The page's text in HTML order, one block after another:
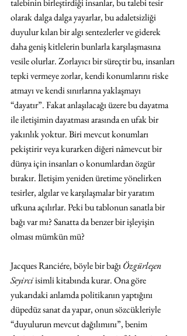
talebinin birleştirdiği insanlar, bu talebi tesir
olarak dalga dalga yayarlar, bu adaletsizliği
duyulur kılan bir algı sentezlerler ve giderek
daha geniş kitlelerin bunlarla karşılaşmasına
vesile olurlar. Zorlayıcı bir süreçtir bu, insanları
tepki vermeye zorlar, kendi konumlarını riske
atmayı ve kendi sınırlarına yaklaşmayı
“dayatır”. Fakat anlaşılacağı üzere bu dayatma
ile iletişimin dayatması arasında en ufak bir
yakınlık yoktur. Biri mevcut konumları
pekiştirir veya kurarken diğeri nâmevcut bir
dünya için insanları o konumlardan özgür
bırakır. İletişim yeniden üretime yönelirken
tesirler, algılar ve karşılaşmalar bir yaratım
ufkuna açılırlar. Peki bu tablonun sanatla bir
bağı var mı? Sanatta da benzer bir işleyişin
olması mümkün mü?
Jacques Ranciére, böyle bir bağı Özgürleşen
Seyirci isimli kitabında kurar. Ona göre
yukarıdaki anlamda politikanın yaptığını
düpedüz sanat da yapar, onun sözcükleriyle
“duyulurun mevcut dağılımını”, benim